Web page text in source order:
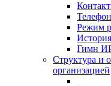
Режим
История
Гимн
Структура и
организацией